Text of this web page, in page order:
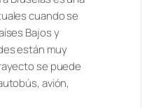
cuando se
Bajos y
están muy
se puede
avión,